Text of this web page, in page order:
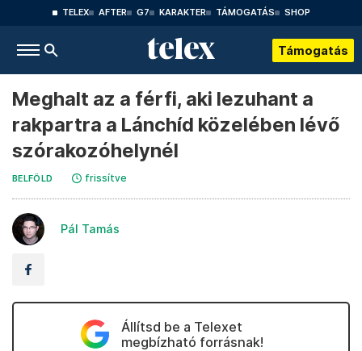
TELEX AFTER G7 KARAKTER TÁMOGATÁS SHOP
Támogatás
Meghalt az a férfi, aki lezuhant a
rakpartra a Lánchíd közelében lévő
szórakozóhelynél
BELFÖLD frissítve
Pál Tamás
Állítsd be a Telexet
megbízható forrásnak!